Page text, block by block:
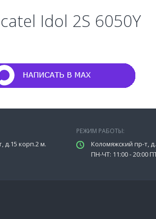
Idol 2S 6050Y
д.15 корп.2 м.
РЕЖИМ РАБОТЫ:
Коломяжский пр-т,
ПН-ЧТ: 11:00 - 20:00